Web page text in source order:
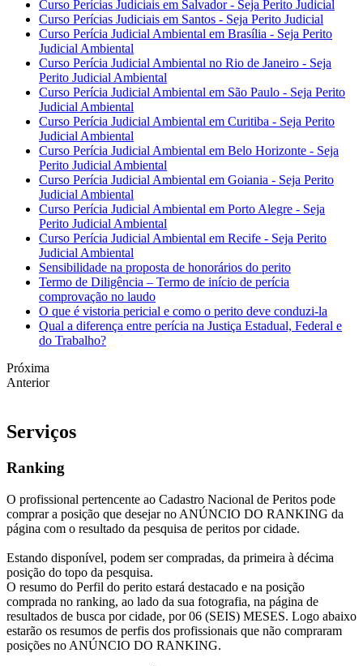
Curso Perícias Judiciais em Salvador - Seja Perito Judicial
Curso Perícias Judiciais em Santos - Seja Perito Judicial
Curso Perícia Judicial Ambiental em Brasília - Seja Perito
Judicial Ambiental
Curso Perícia Judicial Ambiental no Rio de Janeiro - Seja
Perito Judicial Ambiental
Curso Perícia Judicial Ambiental em São Paulo - Seja Perito
Judicial Ambiental
Curso Perícia Judicial Ambiental em Curitiba - Seja Perito
Judicial Ambiental
Curso Perícia Judicial Ambiental em Belo Horizonte - Seja
Perito Judicial Ambiental
Curso Perícia Judicial Ambiental em Goiania - Seja Perito
Judicial Ambiental
Curso Perícia Judicial Ambiental em Porto Alegre - Seja
Perito Judicial Ambiental
Curso Perícia Judicial Ambiental em Recife - Seja Perito
Judicial Ambiental
Sensibilidade na proposta de honorários do perito
Termo de Diligência – Termo de início de perícia
comprovação no laudo
O que é vistoria pericial e como o perito deve conduzi-la
Qual a diferença entre perícia na Justiça Estadual, Federal e
do Trabalho?
Próxima
Anterior
Serviços
Ranking
O profissional pertencente ao Cadastro Nacional de Peritos pode
comprar a posição que desejar no ANÚNCIO DO RANKING da
página com o resultado da pesquisa de peritos por cidade.
Estando disponível, podem ser compradas, da primeira à décima
posição do topo da pesquisa.
O resumo do Perfil do perito estará destacado e na posição
comprada no ranking, ao lado da sua fotografia, na página de
resultados de busca por cidade, por 06 (SEIS) MESES. Logo abaixo
estarão os resumos de perfis dos profissionais que não compraram
posições no ANÚNCIO DO RANKING.